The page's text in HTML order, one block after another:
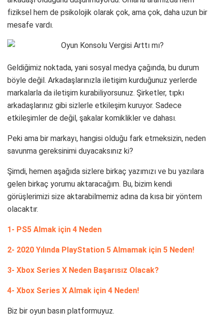
fiziksel hem de psikolojik olarak çok, ama çok, daha uzun bir
mesafe vardı.
Geldiğimiz noktada, yani sosyal medya çağında, bu durum
böyle değil. Arkadaşlarınızla iletişim kurduğunuz yerlerde
markalarla da iletişim kurabiliyorsunuz. Şirketler, tıpkı
arkadaşlarınız gibi sizlerle etkileşim kuruyor. Sadece
etkileşimler de değil, şakalar komiklikler ve dahası.
Peki ama bir markayı, hangisi olduğu fark etmeksizin, neden
savunma gereksinimi duyacaksınız ki?
Şimdi, hemen aşağıda sizlere birkaç yazımızı ve bu yazılara
gelen birkaç yorumu aktaracağım. Bu, bizim kendi
görüşlerimizi size aktarabilmemiz adına da kısa bir yöntem
olacaktır.
1- PS5 Almak için 4 Neden
2- 2020 Yılında PlayStation 5 Almamak için 5 Neden!
3- Xbox Series X Neden Başarısız Olacak?
4- Xbox Series X Almak için 4 Neden!
Biz bir oyun basın platformuyuz.